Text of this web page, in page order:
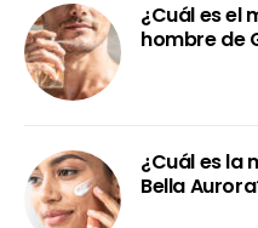
¿Cuál es el
hombre de
¿Cuál es la
Bella